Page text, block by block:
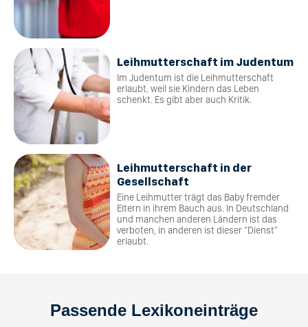
Leihmutterschaft im Judentum
Im Judentum ist die Leihmutterschaft
erlaubt, weil sie Kindern das Leben
schenkt. Es gibt aber auch Kritik.
Leihmutterschaft in der
Gesellschaft
Eine Leihmutter trägt das Baby fremder
Eltern in ihrem Bauch aus. In Deutschland
und manchen anderen Ländern ist das
verboten, in anderen ist dieser "Dienst"
erlaubt.
Passende Lexikoneinträge